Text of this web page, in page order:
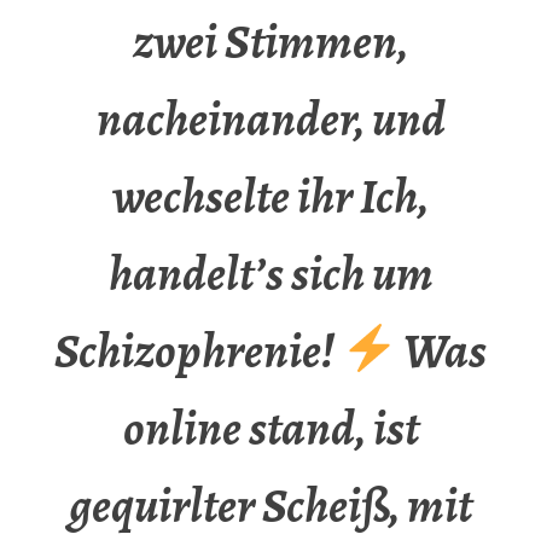
zwei Stimmen,
nacheinander, und
wechselte ihr Ich,
handelt’s sich um
Schizophrenie!
Was
online stand, ist
gequirlter Scheiß, mit